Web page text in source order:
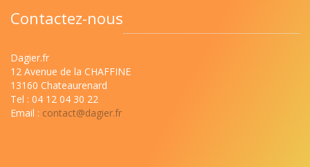
Contactez-nous
Dagier.fr
12 Avenue de la CHAFFINE
13160 Chateaurenard
Tel : 04 12 04 30 22
Email : contact@dagier.fr